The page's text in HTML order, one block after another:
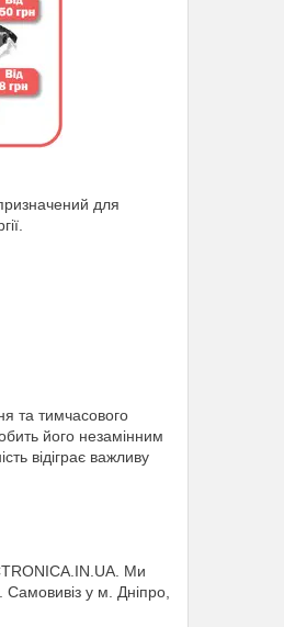
для
та тимчасового
його незамінним
відіграє важливу
Ми
Самовивіз у м. Дніпро,